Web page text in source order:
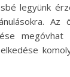
legyünk